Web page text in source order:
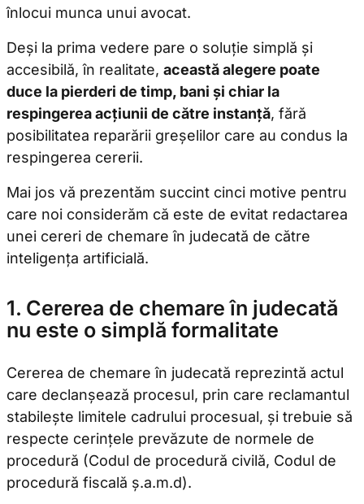
înlocui munca unui avocat.
Deși la prima vedere pare o soluție simplă și
accesibilă, în realitate, această alegere poate
duce la pierderi de timp, bani și chiar la
respingerea acțiunii de către instanță, fără
posibilitatea reparării greșelilor care au condus la
respingerea cererii.
Mai jos vă prezentăm succint cinci motive pentru
care noi considerăm că este de evitat redactarea
unei cereri de chemare în judecată de către
inteligența artificială.
1. Cererea de chemare în judecată
nu este o simplă formalitate
Cererea de chemare în judecată reprezintă actul
care declanșează procesul, prin care reclamantul
stabilește limitele cadrului procesual, și trebuie să
respecte cerințele prevăzute de normele de
procedură (Codul de procedură civilă, Codul de
procedură fiscală ș.a.m.d).